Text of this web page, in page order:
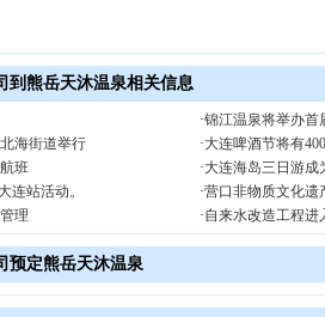
到熊岳天沐温泉相关信息
·锦江温泉将举办首
海街道举行 ·大连啤酒节将有
班 ·大连海岛三日游成
连站活动。 ·营口非物质文化遗
理 ·自来水改造工程进
预定熊岳天沐温泉